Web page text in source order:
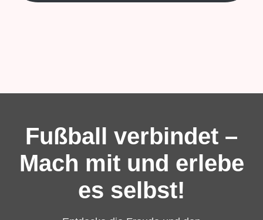
Fußball verbindet –
Mach mit und erlebe
es selbst!